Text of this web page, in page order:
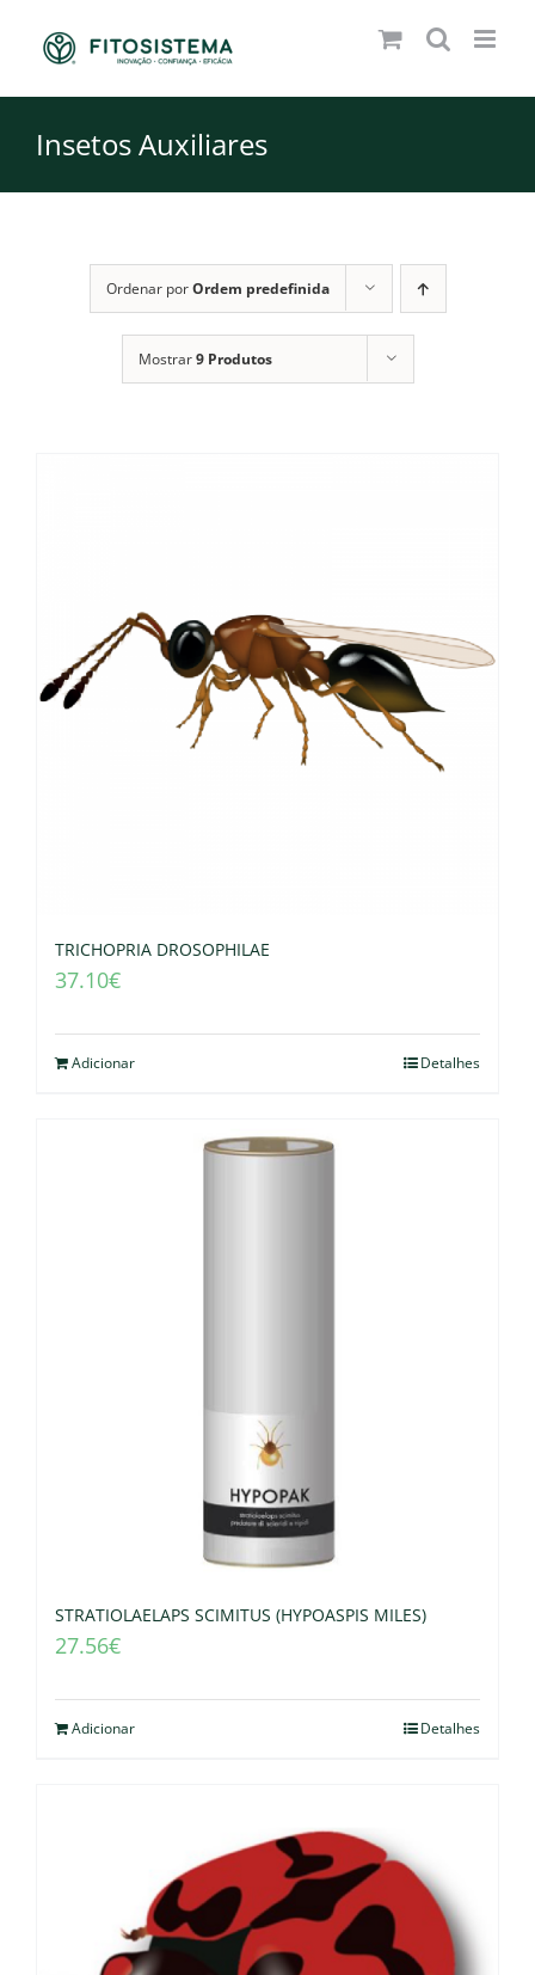
Insetos Auxiliares
Ordenar porOrdem predefinida
Mostrar9 Produtos
TRICHOPRIA DROSOPHILAE
37.10€
Adicionar Detalhes
STRATIOLAELAPS SCIMITUS (HYPOASPIS MILES)
27.56€
Adicionar Detalhes